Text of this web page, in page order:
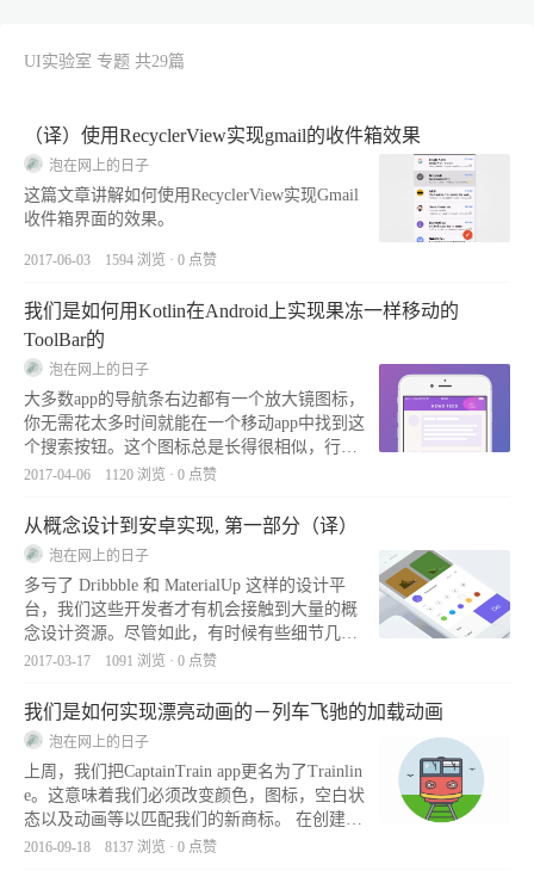
UI实验室 专题 共29篇
（译）使用RecyclerView实现gmail的收件箱效果
泡在网上的日子
这篇文章讲解如何使用RecyclerView实现Gmail
收件箱界面的效果。
2017-06-03 1594 浏览 · 0 点赞
我们是如何用Kotlin在Android上实现果冻一样移动的
ToolBar的
泡在网上的日子
大多数app的导航条右边都有一个放大镜图标，
你无需花太多时间就能在一个移动app中找到这
个搜索按钮。这个图标总是长得很相似，行为
也大同小异：点击放大镜图标，然后搜索框被
动画方式。但谁说我们就不能做的更好呢
2017-04-06 1120 浏览 · 0 点赞
从概念设计到安卓实现, 第一部分（译）
泡在网上的日子
多亏了 Dribbble 和 MaterialUp 这样的设计平
台，我们这些开发者才有机会接触到大量的概
念设计资源。尽管如此，有时候有些细节几乎
是不可能实现的，部分用户体验并没有被考
较有意思：选择一些 Dribbble 或者 Mater
2017-03-17 1091 浏览 · 0 点赞
我们是如何实现漂亮动画的－列车飞驰的加载动画
泡在网上的日子
上周，我们把CaptainTrain app更名为了Trainlin
e。这意味着我们必须改变颜色，图标，空白状
态以及动画等以匹配我们的新商标。 在创建新
的加载动画的时候我们遇到了一些问题。因此
2016-09-18 8137 浏览 · 0 点赞